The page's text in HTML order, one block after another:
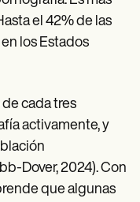
el 42% de las
los Estados
cada tres
activamente, y
Dover, 2024). Con
que algunas